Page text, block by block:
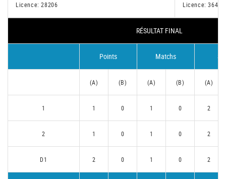
Licence: 28206 Licence: 36416
RÉSULTAT FINAL
Points Matchs
(A) (B) (A) (B) (A)
1 1 0 1 0 2
2 1 0 1 0 2
D1 2 0 1 0 2